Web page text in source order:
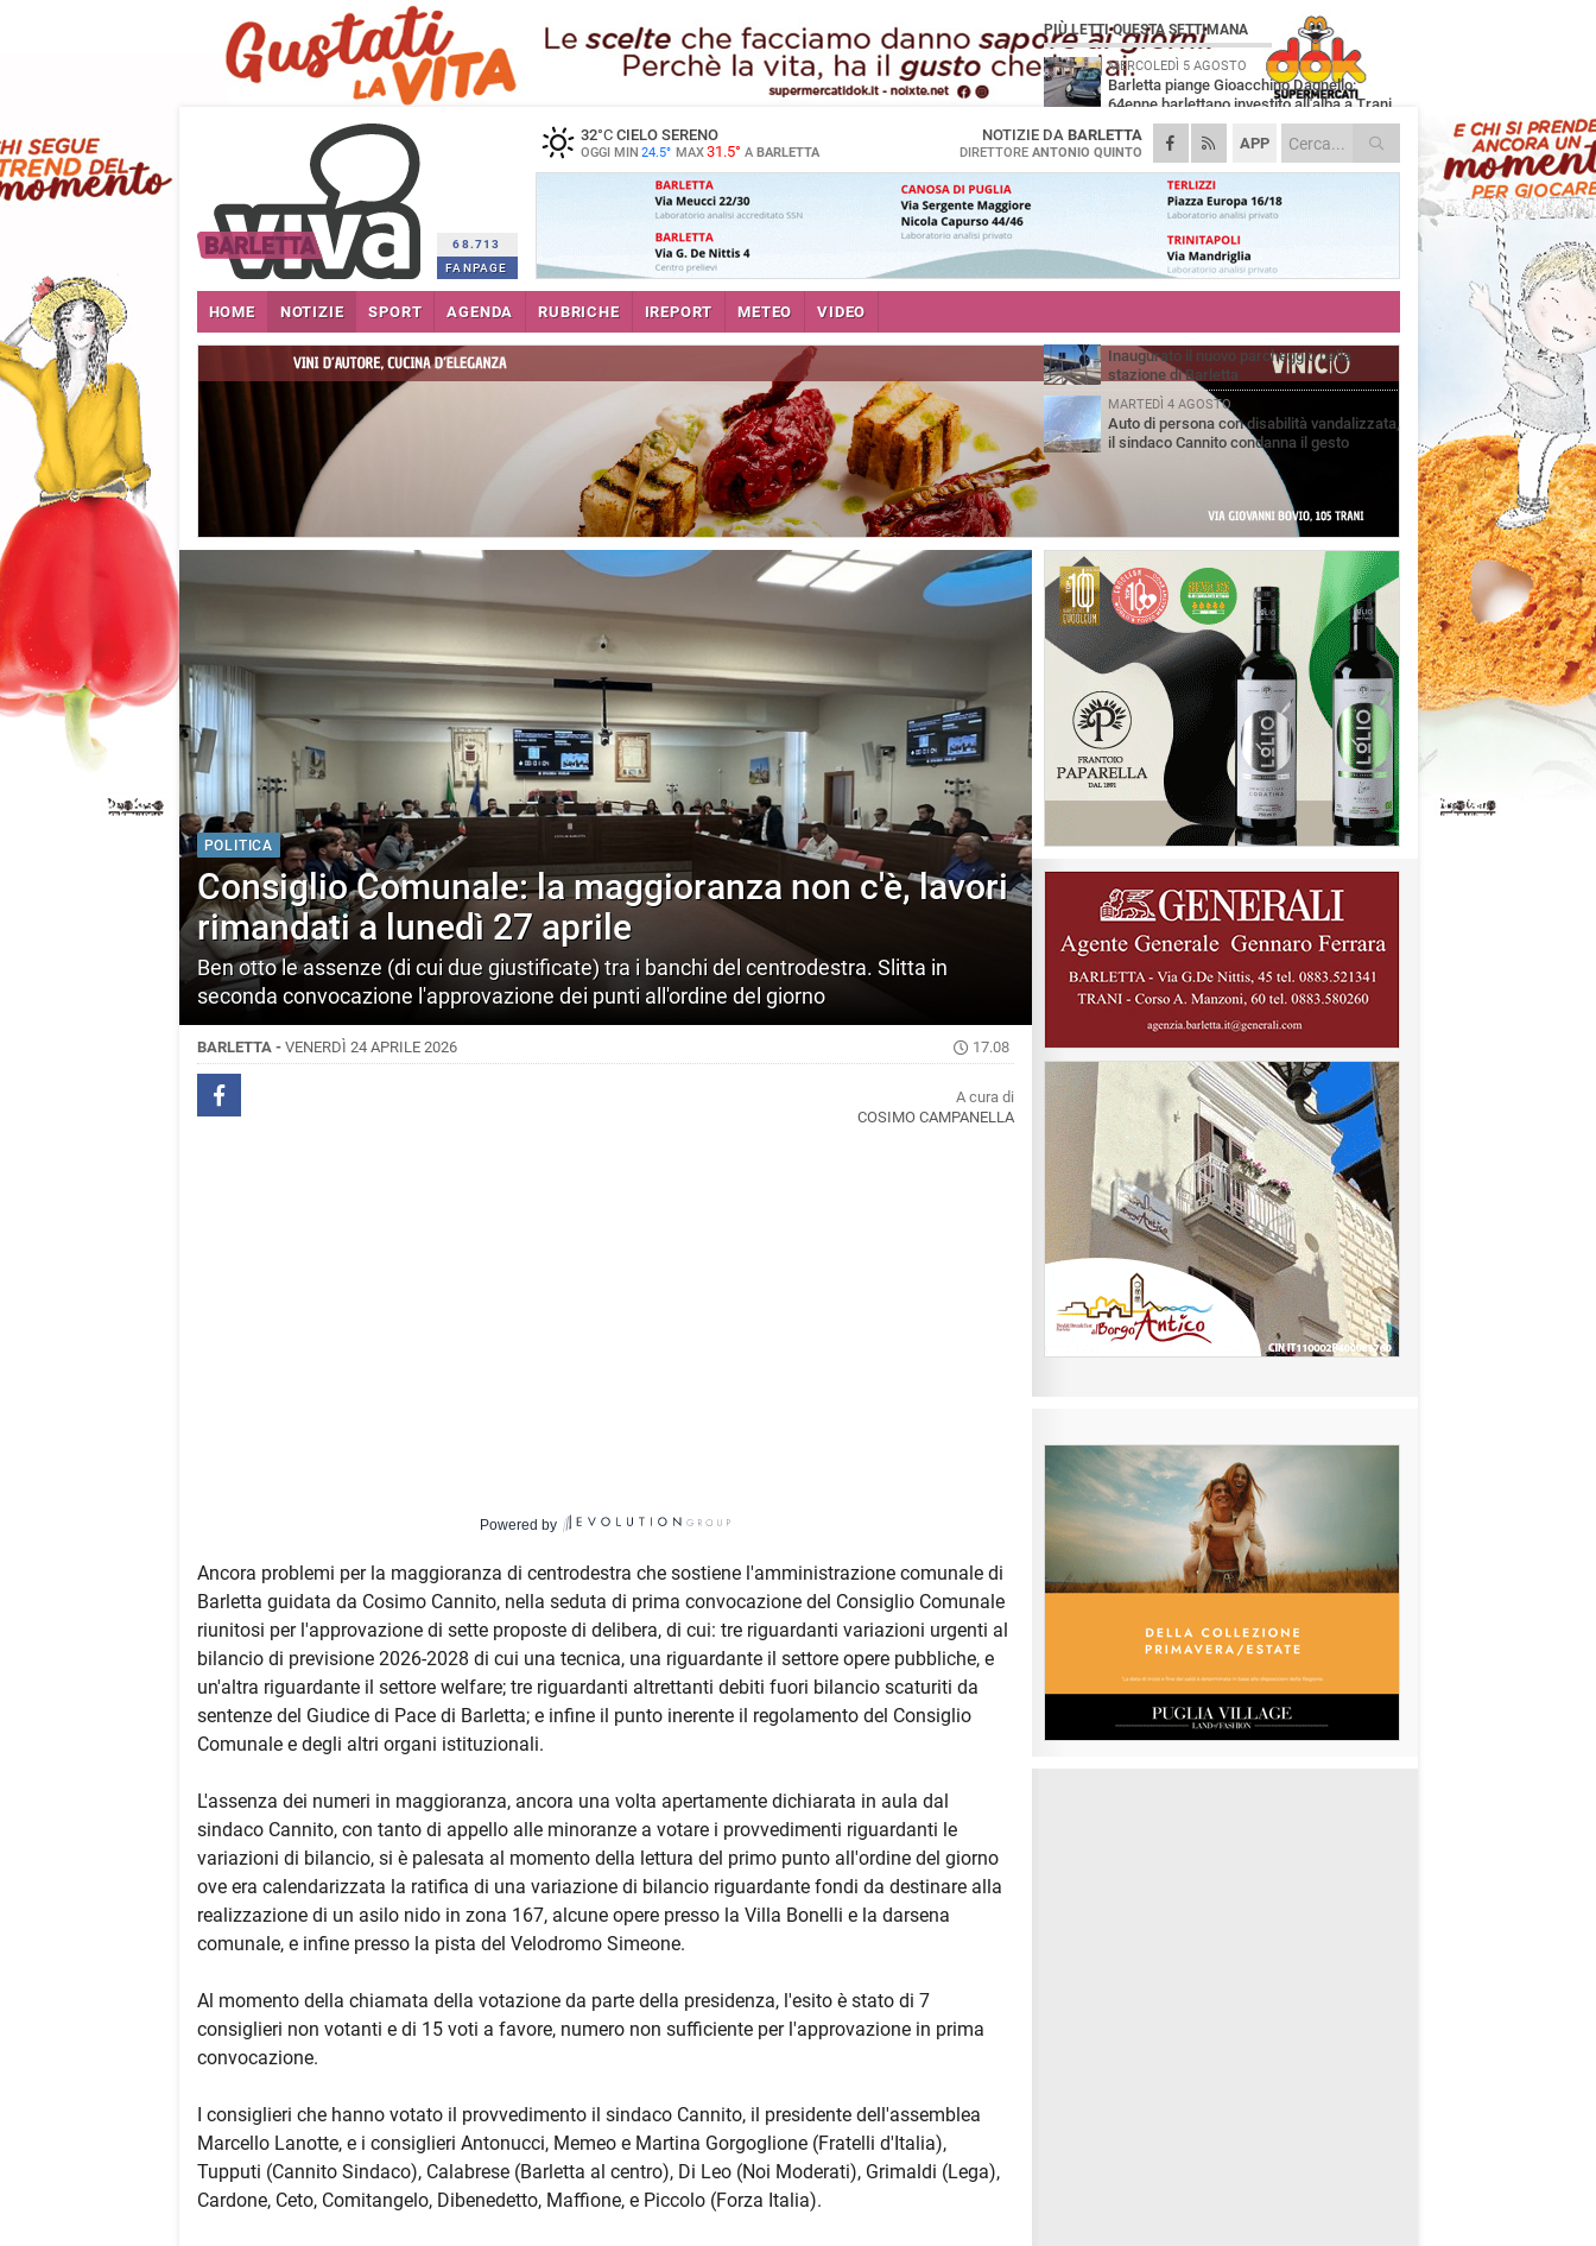
68.713
FANPAGE
32°CCIELO SERENO
OGGI MIN 24.5° MAX31.5° A BARLETTA
APP
NOTIZIE DA BARLETTA
DIRETTORE ANTONIO QUINTO
HOME NOTIZIE SPORT AGENDA RUBRICHE IREPORT METEO VIDEO
POLITICA
Consiglio Comunale: la maggioranza non c'è, lavori
rimandati a lunedì 27 aprile
Ben otto le assenze (di cui due giustificate) tra i banchi del centrodestra. Slitta in
seconda convocazione l'approvazione dei punti all'ordine del giorno
BARLETTA - VENERDÌ 24 APRILE 2026 17.08
A cura di
COSIMO CAMPANELLA
Powered by
Ancora problemi per la maggioranza di centrodestra che sostiene l'amministrazione comunale di
Barletta guidata da Cosimo Cannito, nella seduta di prima convocazione del Consiglio Comunale
riunitosi per l'approvazione di sette proposte di delibera, di cui: tre riguardanti variazioni urgenti al
bilancio di previsione 2026-2028 di cui una tecnica, una riguardante il settore opere pubbliche, e
un'altra riguardante il settore welfare; tre riguardanti altrettanti debiti fuori bilancio scaturiti da
sentenze del Giudice di Pace di Barletta; e infine il punto inerente il regolamento del Consiglio
Comunale e degli altri organi istituzionali.
L'assenza dei numeri in maggioranza, ancora una volta apertamente dichiarata in aula dal
sindaco Cannito, con tanto di appello alle minoranze a votare i provvedimenti riguardanti le
variazioni di bilancio, si è palesata al momento della lettura del primo punto all'ordine del giorno
ove era calendarizzata la ratifica di una variazione di bilancio riguardante fondi da destinare alla
realizzazione di un asilo nido in zona 167, alcune opere presso la Villa Bonelli e la darsena
comunale, e infine presso la pista del Velodromo Simeone.
Al momento della chiamata della votazione da parte della presidenza, l'esito è stato di 7
consiglieri non votanti e di 15 voti a favore, numero non sufficiente per l'approvazione in prima
convocazione.
I consiglieri che hanno votato il provvedimento il sindaco Cannito, il presidente dell'assemblea
Marcello Lanotte, e i consiglieri Antonucci, Memeo e Martina Gorgoglione (Fratelli d'Italia),
Tupputi (Cannito Sindaco), Calabrese (Barletta al centro), Di Leo (Noi Moderati), Grimaldi (Lega),
Cardone, Ceto, Comitangelo, Dibenedetto, Maffione, e Piccolo (Forza Italia).
PIÙ LETTI QUESTA SETTIMANA
MERCOLEDÌ 5 AGOSTO
Barletta piange Gioacchino Dagnello:
64enne barlettano investito all'alba a Trani
GIOVEDÌ 6 AGOSTO
Il ricordo di "Cecco", il benzinaio col
sorriso: «Contava i giorni che lo
separavano dalla pensione»
MERCOLEDÌ 5 AGOSTO
Jova Summer Party, giovedì mattina
sopralluogo nell'area dell'evento
DOMENICA 2 AGOSTO
Beni confiscati alla mafia. Nasce il servizio
VENERDÌ 31 LUGLIO
Inaugurato il nuovo parcheggio nella
stazione di Barletta
MARTEDÌ 4 AGOSTO
Auto di persona con disabilità vandalizzata,
il sindaco Cannito condanna il gesto